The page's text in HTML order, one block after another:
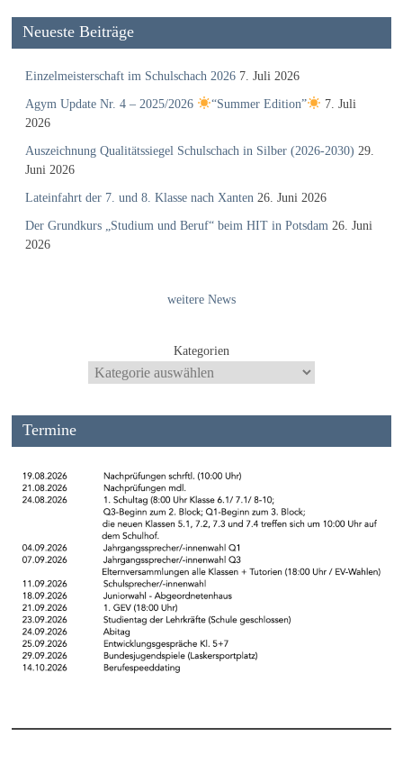
Neueste Beiträge
Einzelmeisterschaft im Schulschach 2026 7. Juli 2026
Agym Update Nr. 4 – 2025/2026 “Summer Edition”
7. Juli
2026
Auszeichnung Qualitätssiegel Schulschach in Silber (2026-2030) 29.
Juni 2026
Lateinfahrt der 7. und 8. Klasse nach Xanten 26. Juni 2026
Der Grundkurs „Studium und Beruf“ beim HIT in Potsdam 26. Juni
2026
weitere News
Kategorien
Termine